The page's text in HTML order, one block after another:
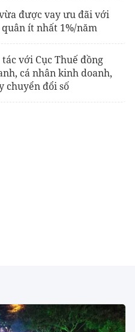
được vay ưu đãi với
ít nhất 1%/năm
với Cục Thuế đồng
cá nhân kinh doanh,
chuyển đổi số